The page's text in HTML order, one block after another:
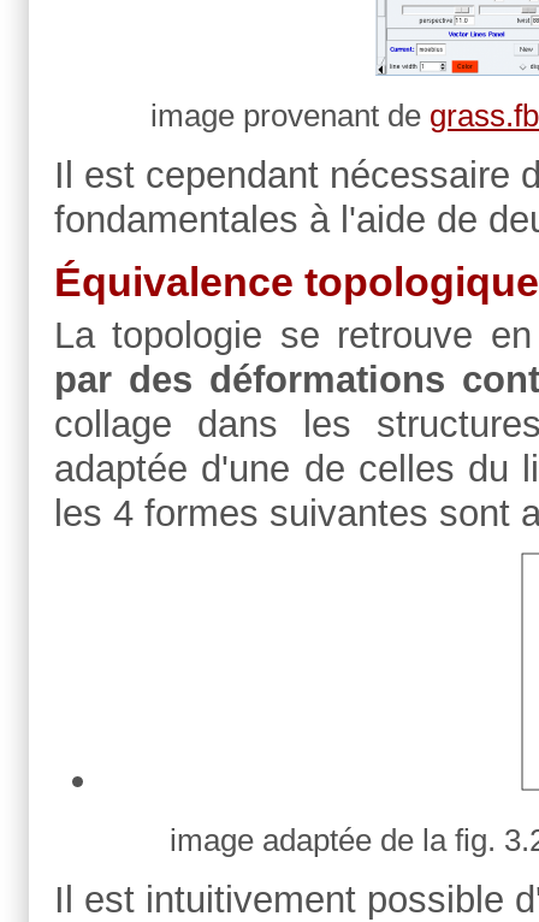
image provenant de
Il est cependant nécessaire
fondamentales à l'aide de
Équivalence
La topologie se retrouve
par des déformations
collage dans les
adaptée d'une de celles du
les 4 formes suivantes sont
image adaptée de la fig.
Il est intuitivement possible